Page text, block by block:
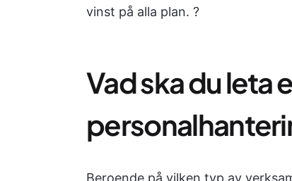
vinst på alla plan. ?
Vad ska du leta
Beroende på vilken typ av